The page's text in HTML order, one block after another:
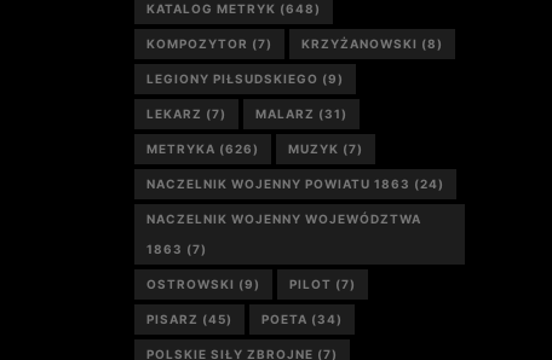
KATALOG METRYK (648)
KOMPOZYTOR (7) KRZYŻANOWSKI (8)
LEGIONY PIŁSUDSKIEGO (9)
LEKARZ (7) MALARZ (31)
METRYKA (626) MUZYK (7)
NACZELNIK WOJENNY POWIATU 1863 (24)
NACZELNIK WOJENNY WOJEWÓDZTWA
1863 (7)
OSTROWSKI (9) PILOT (7)
PISARZ (45) POETA (34)
POLSKIE SIŁY ZBROJNE (7)